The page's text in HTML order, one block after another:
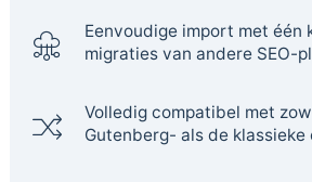
Eenvoudige import met één
migraties van andere SEO-
Volledig compatibel met
Gutenberg- als de klassieke